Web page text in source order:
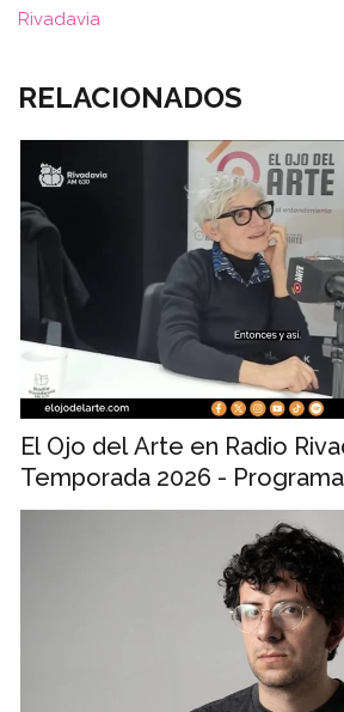
Rivadavia
RELACIONADOS
El Ojo del Arte en Radio
Temporada 2026 -